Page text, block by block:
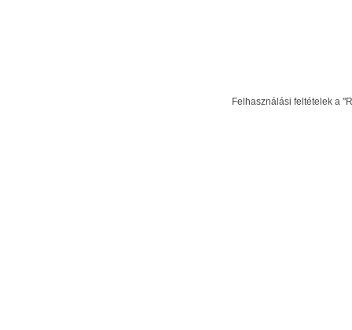
Felhasználási feltételek a